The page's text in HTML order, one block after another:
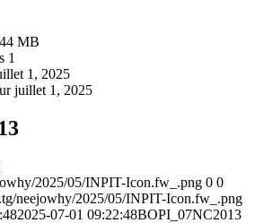
MB
1
1, 2025
juillet 1, 2025
2025/05/INPIT-Icon.fw_.png 0 0
neejowhy/2025/05/INPIT-Icon.fw_.png
2025-07-01 09:22:48BOPI_07NC2013